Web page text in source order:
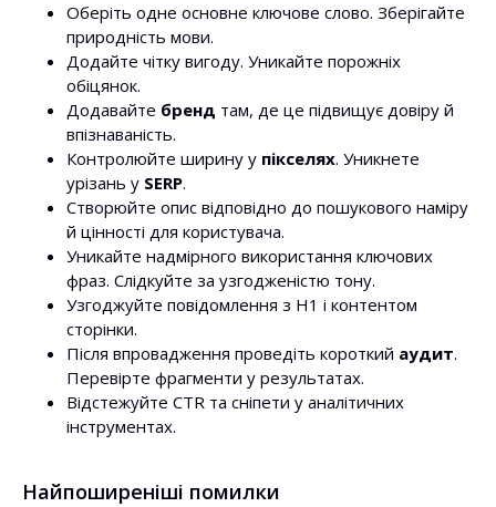
Оберіть одне основне ключове слово. Зберігайте
природність мови.
Додайте чітку вигоду. Уникайте порожніх
обіцянок.
Додавайте бренд там, де це підвищує довіру й
впізнаваність.
Контролюйте ширину у пікселях. Уникнете
урізань у SERP.
Створюйте опис відповідно до пошукового наміру
й цінності для користувача.
Уникайте надмірного використання ключових
фраз. Слідкуйте за узгодженістю тону.
Узгоджуйте повідомлення з H1 і контентом
сторінки.
Після впровадження проведіть короткий аудит.
Перевірте фрагменти у результатах.
Відстежуйте CTR та сніпети у аналітичних
інструментах.
Найпоширеніші помилки